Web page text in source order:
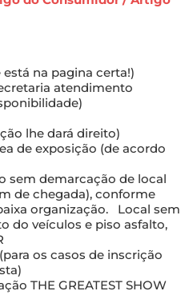
na pagina certa!)
atendimento
lhe dará direito)
de exposição (de acordo
sem demarcação de local
de chegada), conforme
organização. Local sem
do veículos e piso asfalto,
os casos de inscrição
THE GREATEST SHOW